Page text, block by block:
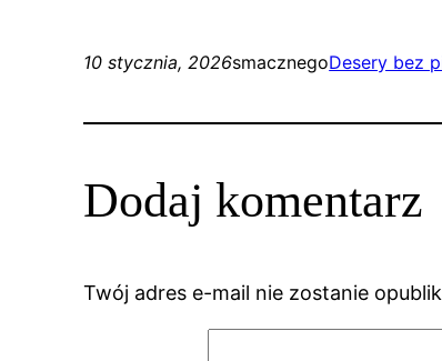
10 stycznia, 2026smacznegoDesery bez
Dodaj komentarz
Twój adres e-mail nie zostanie